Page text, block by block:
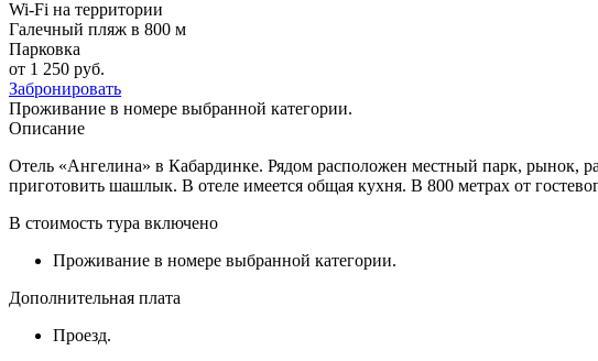
Wi-Fi на территории
Галечный пляж в 800 м
Парковка
от 1 250 руб.
Забронировать
Проживание в номере выбранной категории.
Описание
Отель «Ангелина» в Кабардинке. Рядом расположен местный парк, рынок,
приготовить шашлык. В отеле имеется общая кухня. В 800 метрах от
В стоимость тура включено
Проживание в номере выбранной категории.
Дополнительная плата
Проезд.